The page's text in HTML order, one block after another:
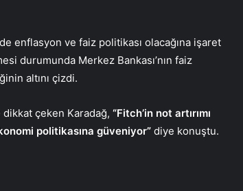
enflasyon ve faiz politikası olacağına işaret
durumunda Merkez Bankası’nın faiz
altını çizdi.
çeken Karadağ, “Fitch’in not artırımı
politikasına güveniyor” diye konuştu.